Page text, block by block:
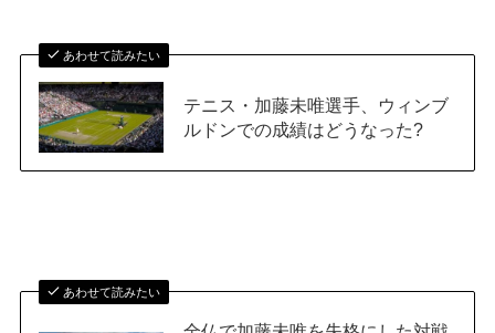
あわせて読みたい
テニス・加藤未唯選手、ウィンブ
ルドンでの成績はどうなった?
あわせて読みたい